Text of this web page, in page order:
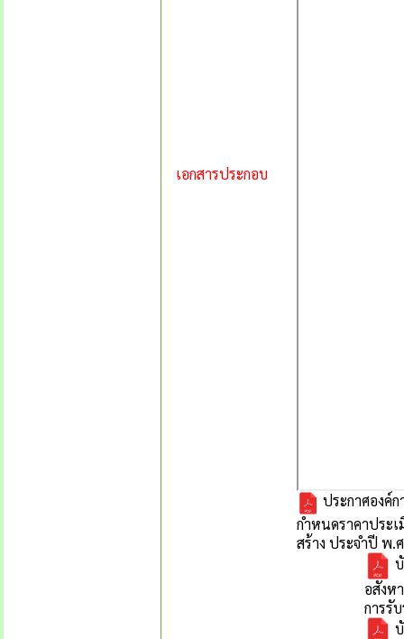
เอกสารประกอบ
ประกาศองค์
กำหนดราคาประ
สร้าง ประจำปี พ.
อสังห
การรั